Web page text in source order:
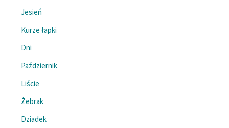
Jesień
Kurze łapki
Dni
Październik
Liście
Żebrak
Dziadek